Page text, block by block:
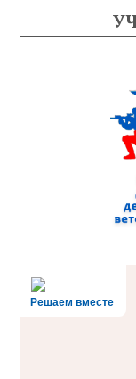
Решаем вместе